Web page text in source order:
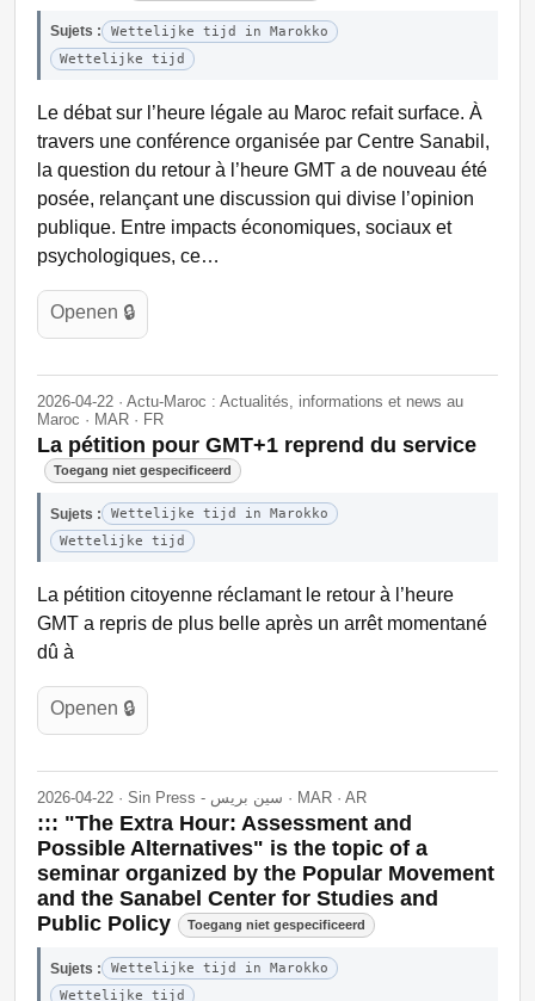
Sujets :
Wettelijke tijd in Marokko
Wettelijke tijd
Le débat sur l’heure légale au Maroc refait surface. À
travers une conférence organisée par Centre Sanabil,
la question du retour à l’heure GMT a de nouveau été
posée, relançant une discussion qui divise l’opinion
publique. Entre impacts économiques, sociaux et
psychologiques, ce…
Openen 🔒
2026-04-22 · Actu-Maroc : Actualités, informations et news au
Maroc · MAR · FR
La pétition pour GMT+1 reprend du service
Toegang niet gespecificeerd
Sujets :
Wettelijke tijd in Marokko
Wettelijke tijd
La pétition citoyenne réclamant le retour à l’heure
GMT a repris de plus belle après un arrêt momentané
dû à
Openen 🔒
2026-04-22 · Sin Press - سين بريس · MAR · AR
::: "The Extra Hour: Assessment and
Possible Alternatives" is the topic of a
seminar organized by the Popular Movement
and the Sanabel Center for Studies and
Public Policy
Toegang niet gespecificeerd
Sujets :
Wettelijke tijd in Marokko
Wettelijke tijd